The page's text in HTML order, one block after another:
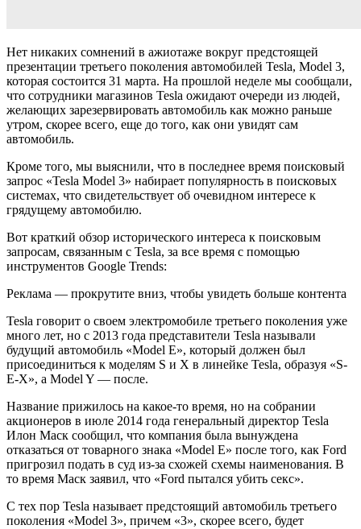
Нет никаких сомнений в ажиотаже вокруг предстоящей
презентации третьего поколения автомобилей Tesla, Model 3,
которая состоится 31 марта. На прошлой неделе мы сообщали,
что сотрудники магазинов Tesla ожидают очереди из людей,
желающих зарезервировать автомобиль как можно раньше
утром, скорее всего, еще до того, как они увидят сам
автомобиль.
Кроме того, мы выяснили, что в последнее время поисковый
запрос «Tesla Model 3» набирает популярность в поисковых
системах, что свидетельствует об очевидном интересе к
грядущему автомобилю.
Вот краткий обзор исторического интереса к поисковым
запросам, связанным с Tesla, за все время с помощью
инструментов Google Trends:
Реклама — прокрутите вниз, чтобы увидеть больше контента
Tesla говорит о своем электромобиле третьего поколения уже
много лет, но с 2013 года представители Tesla называли
будущий автомобиль «Model E», который должен был
присоединиться к моделям S и X в линейке Tesla, образуя «S-
E-X», а Model Y — после.
Название прижилось на какое-то время, но на собрании
акционеров в июле 2014 года генеральный директор Tesla
Илон Маск сообщил, что компания была вынуждена
отказаться от товарного знака «Model E» после того, как Ford
пригрозил подать в суд из-за схожей схемы наименования. В
то время Маск заявил, что «Ford пытался убить секс».
С тех пор Tesla называет предстоящий автомобиль третьего
поколения «Model 3», причем «3», скорее всего, будет